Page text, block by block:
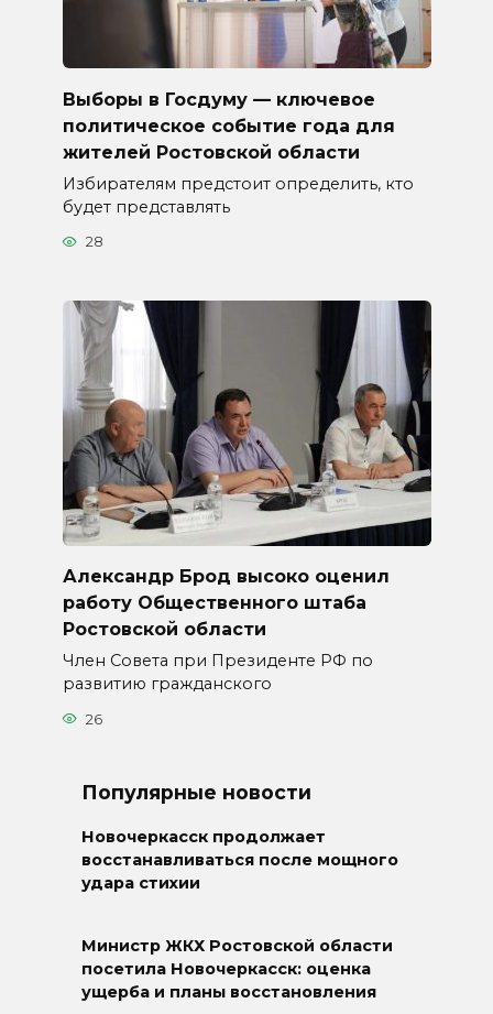
Выборы в Госдуму — ключевое
политическое событие года для
жителей Ростовской области
Избирателям предстоит определить, кто
будет представлять
28
Александр Брод высоко оценил
работу Общественного штаба
Ростовской области
Член Совета при Президенте РФ по
развитию гражданского
26
Популярные новости
Новочеркасск продолжает
восстанавливаться после мощного
удара стихии
Министр ЖКХ Ростовской области
посетила Новочеркасск: оценка
ущерба и планы восстановления